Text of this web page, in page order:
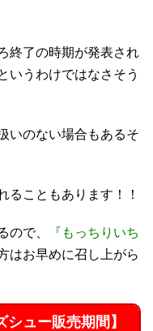
終了の時期が発表され
いうわけではなさそう
いのない場合もあるそ
ることもあります！！
ので、
『もっちりいち
はお早めに召し上がら
シュー販売期間】